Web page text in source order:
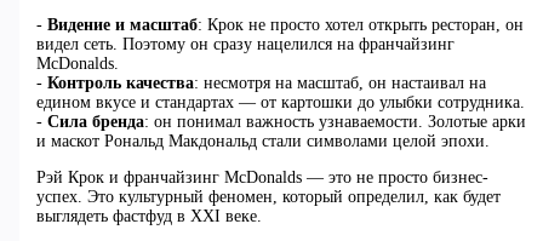
- Видение и масштаб: Крок не просто хотел открыть ресторан, он
видел сеть. Поэтому он сразу нацелился на франчайзинг
McDonalds.
- Контроль качества: несмотря на масштаб, он настаивал на
едином вкусе и стандартах — от картошки до улыбки сотрудника.
- Сила бренда: он понимал важность узнаваемости. Золотые арки
и маскот Рональд Макдональд стали символами целой эпохи.
Рэй Крок и франчайзинг McDonalds — это не просто бизнес-
успех. Это культурный феномен, который определил, как будет
выглядеть фастфуд в XXI веке.